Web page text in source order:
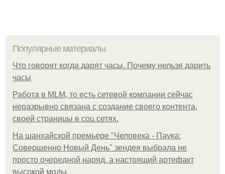
Популярные материалы
Что говорят когда дарят часы. Почему нельзя дарить
часы
Работа в MLM, то есть сетевой компании сейчас
неразрывно связана с создание своего контента,
своей страницы в соц сетях.
На шанхайской премьере "Человека - Паука:
Совершенно Новый День" зендея выбрала не
просто очередной наряд, а настоящий артефакт
высокой моды.